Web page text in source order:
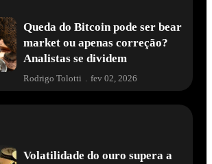
Queda do Bitcoin pode ser bear
market ou apenas correção?
Analistas se dividem
Rodrigo Tolotti . fev 02, 2026
Volatilidade do ouro supera a